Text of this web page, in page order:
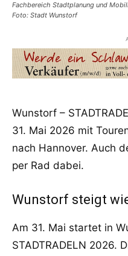
Fachbereich Stadtplanung und
Foto: Stadt Wunstorf
Wunstorf –
31. Mai 2026 mit
nach Hannover. Auch
per Rad dabei.
Wunstorf steigt
Am 31. Mai startet in
STADTRADELN 2026.